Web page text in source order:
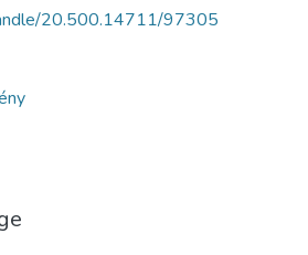
20.500.14711/97305